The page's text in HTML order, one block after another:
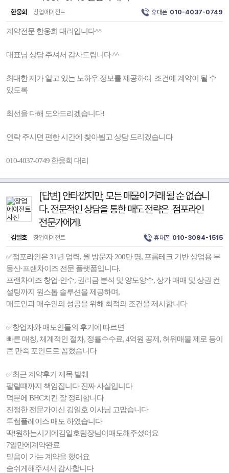
한웅희 창업에이전트 휴대폰 010-4037-0749
계약전문 한웅희 대리입니다^^
대표님 상담 주셔서 감사드립니다 ^^
최대한 제가 알고 있는 노하우 정보를 제공하여 조건에 계약이 될 수
있도록
최선을 다해 도와드리겠습니다!
연락 주시면 편한 시간에 찾아뵙고 상담 드리겠습니다
010-4037-0749 한웅희 대리
[답변] 안타깝지만, 모든 매물이 거래 될 순 없습니
다. 전문적인 상담을 통한 매도 전략은 점포라인
전문가에게!
김일호 창업에이전트 휴대폰 010-3094-1515
✅점포라인은 31년 업력, 월 방문자 200만 명, 프롭테크 기반 상업용 부
동산·프랜차이즈 전문 플랫폼입니다.
프랜차이즈 창업·인수, 권리금 분석 및 양도양수, 상가 매매 및 상권 컨
설팅까지 원스톱 솔루션을 제공하며,
매도인과 매수인의 성공을 위해 최적의 조건을 제시합니다
✅창업자와 매도인들의 후기에 따르면
빠른 매칭, 체계적인 절차, 정률수수료, 4억원 공제, 허위매물 제로 등이
큰 만족 포인트로 꼽혔습니다
✅최근 계약후기 제목 발췌
팔릴떄까지 책임집니다 진짜 사실입니다
덕분에 BHC치킨 잘 정리합니다
진정한 전문가이신 김일호 이사님 고맙습니다
투썸플레이스 매도 하였습니다
딱!원하는시기에김일호팀장님이매도해주셨어요
7일만에계약완료
믿음이 가는 계약을 했어요
숨쉬게해주셔서 감사합니다